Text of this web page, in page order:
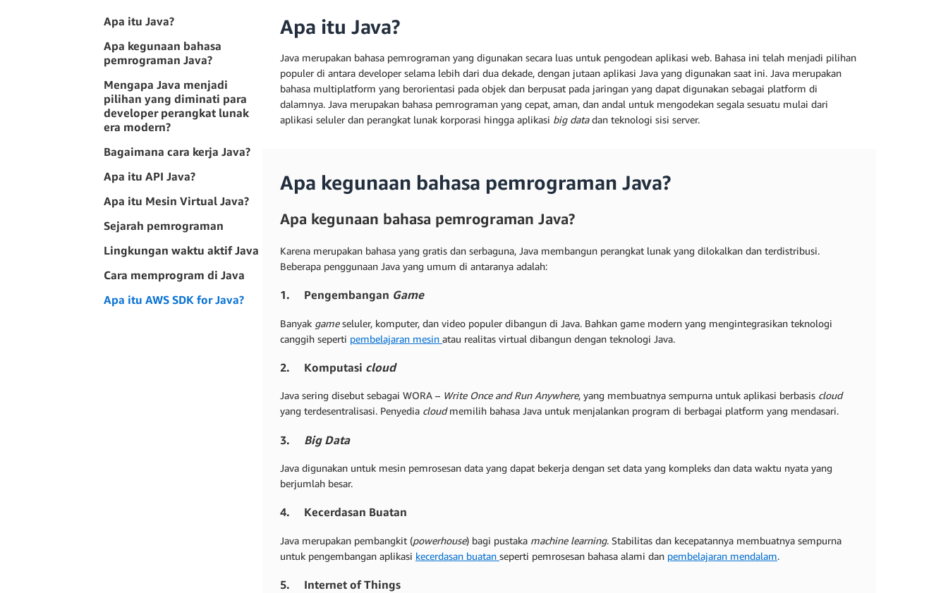
Apa itu Java?
Apa kegunaan bahasa
pemrograman Java?
Mengapa Java menjadi
pilihan yang diminati para
developer perangkat lunak
era modern?
Bagaimana cara kerja Java?
Apa itu API Java?
Apa itu Mesin Virtual Java?
Sejarah pemrograman
Lingkungan waktu aktif Java
Cara memprogram di Java
Apa itu AWS SDK for Java?
Apa itu Java?
Java merupakan bahasa pemrograman yang digunakan secara luas untuk pengodean aplikasi web. Bahasa ini telah menjadi pilihan
populer di antara developer selama lebih dari dua dekade, dengan jutaan aplikasi Java yang digunakan saat ini. Java merupakan
bahasa multiplatform yang berorientasi pada objek dan berpusat pada jaringan yang dapat digunakan sebagai platform di
dalamnya. Java merupakan bahasa pemrograman yang cepat, aman, dan andal untuk mengodekan segala sesuatu mulai dari
aplikasi seluler dan perangkat lunak korporasi hingga aplikasi big datadan teknologi sisi server.
Apa kegunaan bahasa pemrograman Java?
Apa kegunaan bahasa pemrograman Java?
Karena merupakan bahasa yang gratis dan serbaguna, Java membangun perangkat lunak yang dilokalkan dan terdistribusi.
Beberapa penggunaan Java yang umum di antaranya adalah:
1. Pengembangan Game
Banyak gameseluler, komputer, dan video populer dibangun di Java. Bahkan game modern yang mengintegrasikan teknologi
canggih seperti pembelajaran mesin atau realitas virtual dibangun dengan teknologi Java.
2. Komputasi cloud
Java sering disebut sebagai WORA – Write Once and Run Anywhere, yang membuatnya sempurna untuk aplikasi berbasis cloud
yang terdesentralisasi. Penyedia cloudmemilih bahasa Java untuk menjalankan program di berbagai platform yang mendasari.
3. Big Data
Java digunakan untuk mesin pemrosesan data yang dapat bekerja dengan set data yang kompleks dan data waktu nyata yang
berjumlah besar.
4. Kecerdasan Buatan
Java merupakan pembangkit (powerhouse) bagi pustaka machine learning. Stabilitas dan kecepatannya membuatnya sempurna
untuk pengembangan aplikasi kecerdasan buatan seperti pemrosesan bahasa alami dan pembelajaran mendalam.
5. Internet of Things